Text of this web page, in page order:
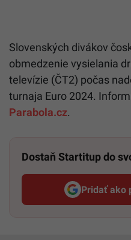
Slovenských divákov
obmedzenie vysielania
televízie (ČT2) počas
turnaja Euro 2024.
Parabola.cz.
Dostaň Startitup do
Pridať ako